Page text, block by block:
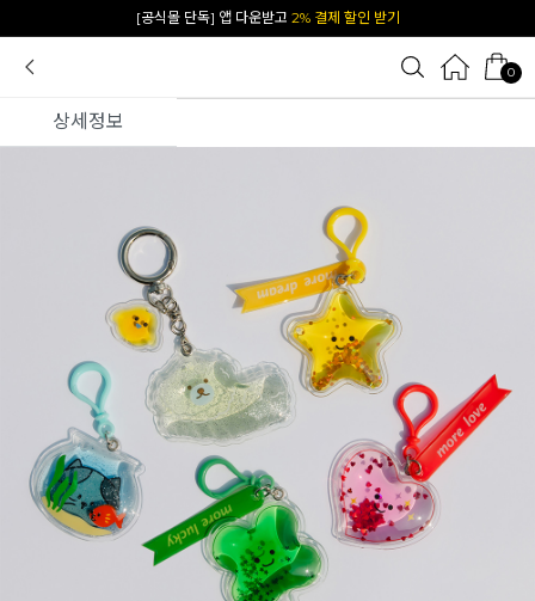
[공식몰 단독] 앱 다운받고 2% 결제 할인 받기
0
상세정보